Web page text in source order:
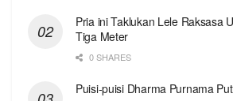
Pria ini Taklukan Lele Raksasa
Tiga Meter
0 SHARES
Puisi-puisi Dharma Purnama